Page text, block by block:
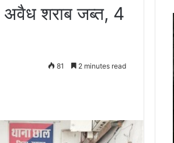
अवैध शराब जब्त, 4
81 2 minutes read